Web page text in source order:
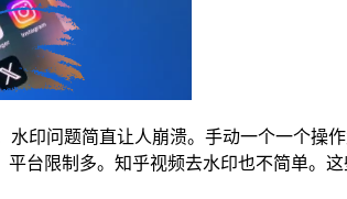
印问题简直让人崩溃。手动一个一个操
台限制多。知乎视频去水印也不简单。